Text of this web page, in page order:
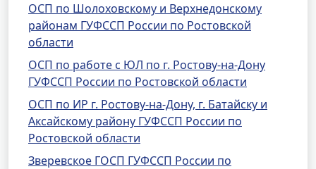
ОСП по Шолоховскому и Верхнедонскому
районам ГУФССП России по Ростовской
области
ОСП по работе с ЮЛ по г. Ростову-на-Дону
ГУФССП России по Ростовской области
ОСП по ИР г. Ростову-на-Дону, г. Батайску и
Аксайскому району ГУФССП России по
Ростовской области
Зверевское ГОСП ГУФССП России по